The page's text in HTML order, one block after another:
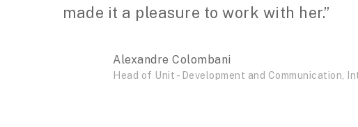
made it a pleasure to work with her.”
Alexandre Colombani
Head of Unit - Development and Communication,